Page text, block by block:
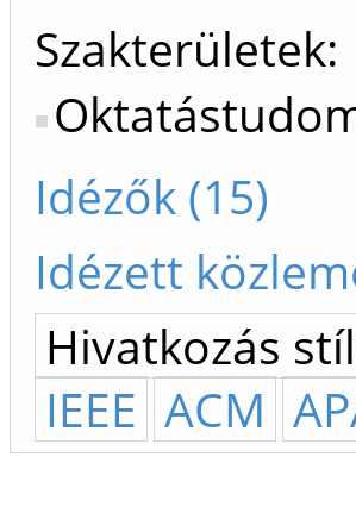
Szakterületek:
Idézők (15)
Idézett
Hivatkozás
IEEE ACM